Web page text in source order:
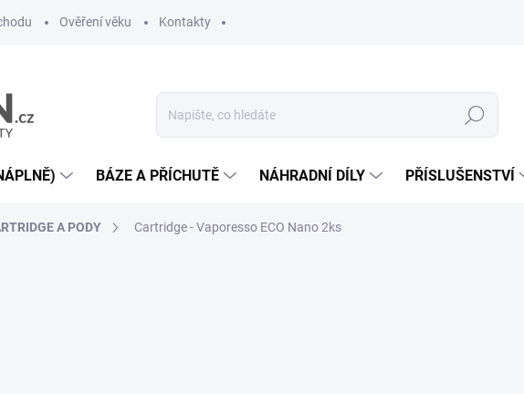
Ověření věku Kontakty
Hledat
BÁZE A PŘÍCHUTĚ NÁHRADNÍ DÍLY PŘÍSLUŠENSTVÍ
A PODY Cartridge - Vaporesso ECO Nano 2ks